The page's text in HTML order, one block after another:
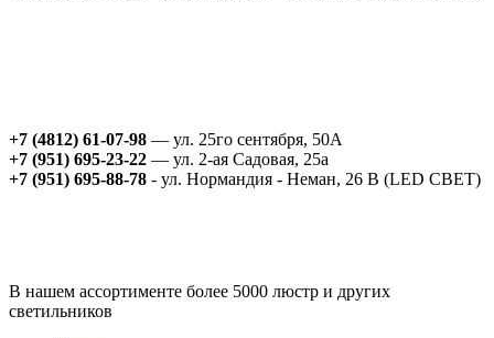
+7 (4812) 61-07-98 — ул. 25го сентября, 50А
+7 (951) 695-23-22 — ул. 2-ая Садовая, 25а
+7 (951) 695-88-78 - ул. Нормандия - Неман, 26 В (LED СВЕТ)
В нашем ассортименте более 5000 люстр и других
светильников